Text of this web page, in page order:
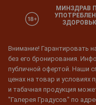
МИНЗДРАВ
Внимание! Гарантировать
без его бронирования.
публичной офертой. Наши
ценах на товар и
и табачная продукция
"Галерея Градусов" по